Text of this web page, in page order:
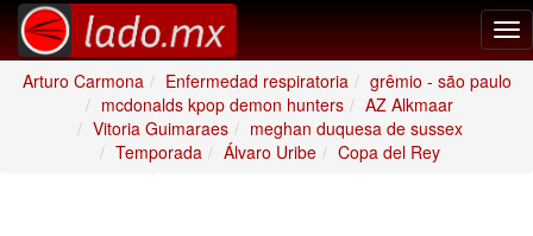
Arturo Carmona
Enfermedad respiratoria
grêmio - são paulo
mcdonalds kpop demon hunters
AZ Alkmaar
Vitoria Guimaraes
meghan duquesa de sussex
Temporada
Álvaro Uribe Copa del Rey